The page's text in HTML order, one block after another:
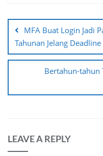
navigation
MFA Buat Login Jadi
Tahunan Jelang Deadline
Bertahun-tahun
LEAVE A REPLY